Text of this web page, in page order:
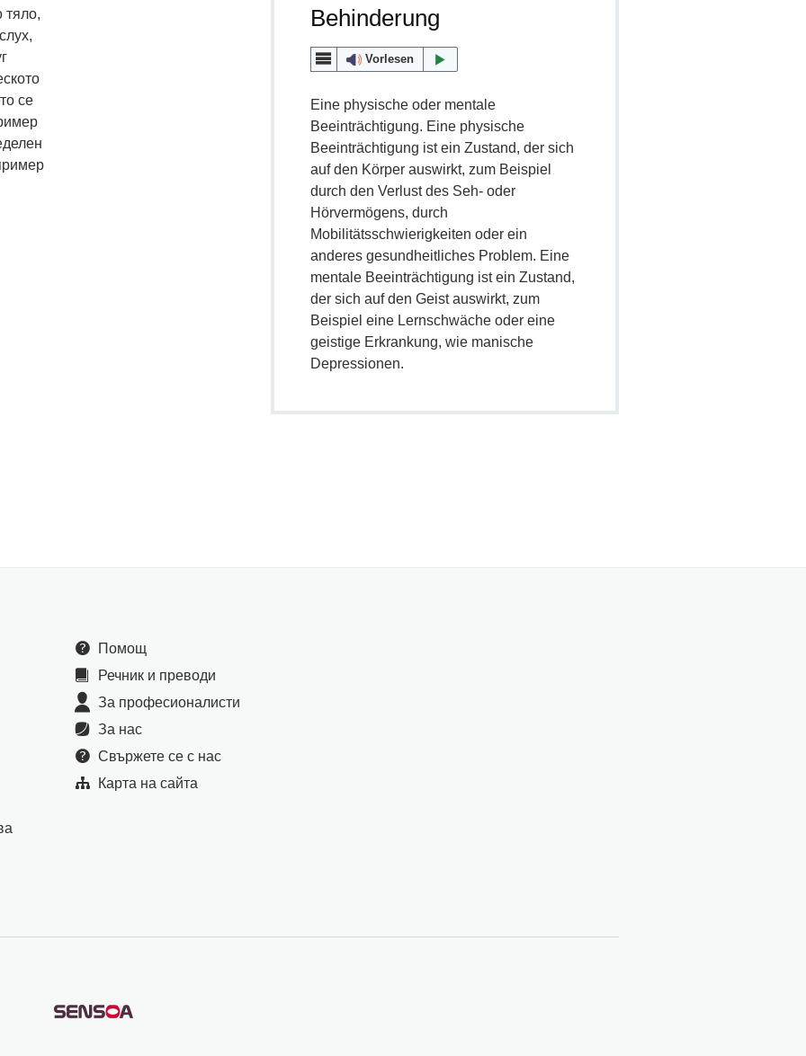
тяло,
се
Behinderung
Vorlesen
Eine physische oder mentale
Beeinträchtigung. Eine physische
Beeinträchtigung ist ein Zustand, der sich
auf den Körper auswirkt, zum Beispiel
durch den Verlust des Seh- oder
Hörvermögens, durch
Mobilitätsschwierigkeiten oder ein
anderes gesundheitliches Problem. Eine
mentale Beeinträchtigung ist ein Zustand,
der sich auf den Geist auswirkt, zum
Beispiel eine Lernschwäche oder eine
geistige Erkrankung, wie manische
Depressionen.
Помощ
Речник и преводи
За професионалисти
За нас
Свържете се с нас
Карта на сайта